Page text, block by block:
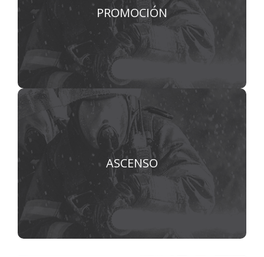
PROMOCIÓN
VER MÁS
ASCENSO
La permanencia de requisitos, ascensos,
evaluaciones, informes técnicos y la
consolidación de resultados.
VER MÁS